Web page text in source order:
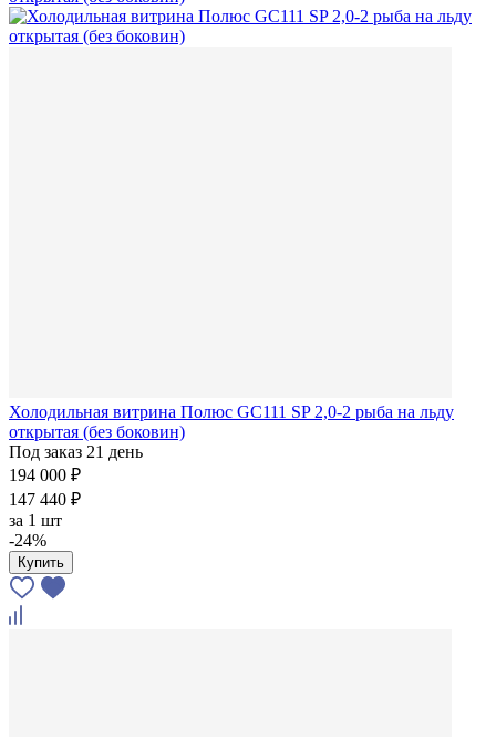
Холодильная витрина Полюс GC111 SP 2,0-2 рыба на льду
открытая (без боковин)
Под заказ 21 день
194 000 ₽
147 440 ₽
за 1 шт
-24%
Купить